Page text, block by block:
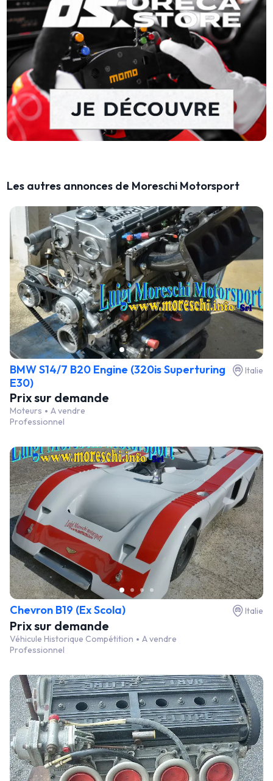
Les autres annonces de Moreschi Motorsport
BMW S14/7 B20 Engine (320is Superturing
E30)
Italie
Prix sur demande
Moteurs
A vendre
Professionnel
Chevron B19 (Ex Scola) Italie
Prix sur demande
Véhicule Historique Compétition
A vendre
Professionnel